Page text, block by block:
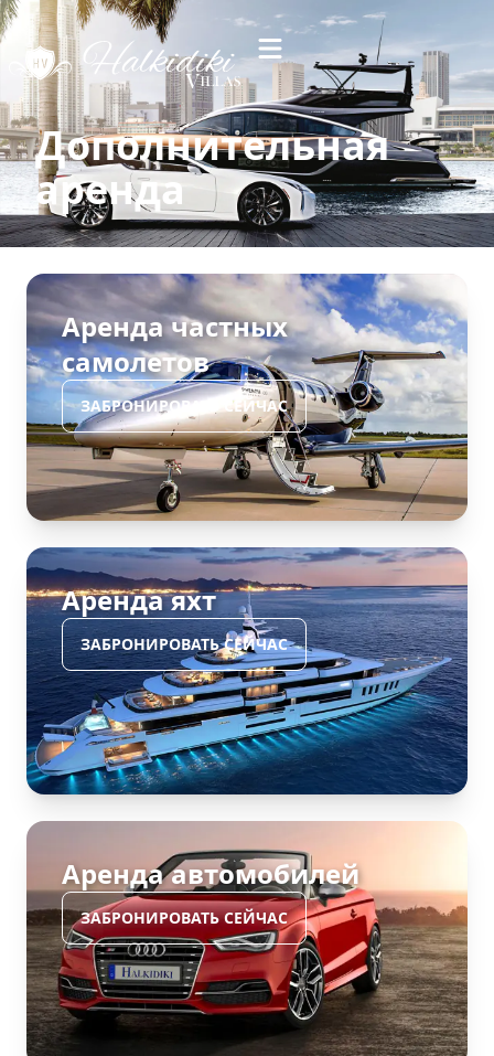
Дополнительная
аренда
Аренда частных
самолетов
ЗАБРОНИРОВАТЬ СЕЙЧАС
Аренда яхт
ЗАБРОНИРОВАТЬ СЕЙЧАС
Аренда автомобилей
ЗАБРОНИРОВАТЬ СЕЙЧАС